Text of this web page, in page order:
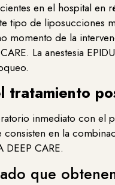
en el hospital
tipo de liposucciones
momento de la
La anestesia
tratamiento
inmediato con el
consisten en la
CARE.
que